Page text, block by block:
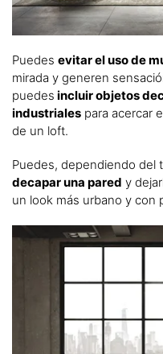
Puedes evitar el uso de
mirada y generen
puedes incluir objetos
industriales para acercar
de un loft.
Puedes, dependiendo del
decapar una pared y
un look más urbano y con